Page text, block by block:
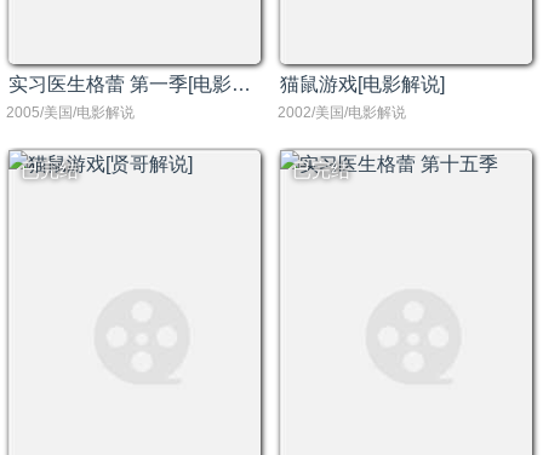
实习医生格蕾 第一季[电影解说]
2005/美国/电影解说
猫鼠游戏[电影解说]
2002/美国/电影解说
已完结 已完结